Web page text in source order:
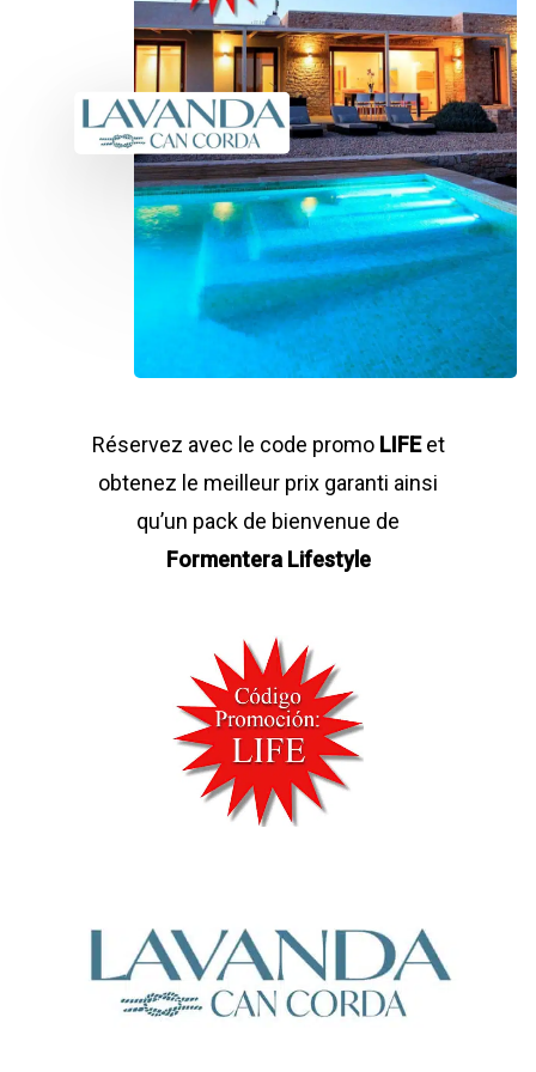
Réservez avec le code promo LIFEet
obtenez le meilleur prix garanti ainsi
qu’un pack de bienvenue de
Formentera Lifestyle